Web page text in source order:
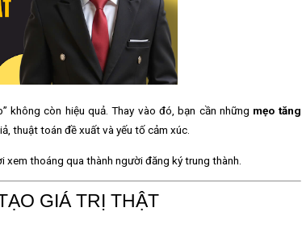
không còn hiệu quả. Thay vào đó, bạn cần những mẹo tăng
thuật toán đề xuất và yếu tố cảm xúc.
thoáng qua thành người đăng ký trung thành.
GIÁ TRỊ THẬT